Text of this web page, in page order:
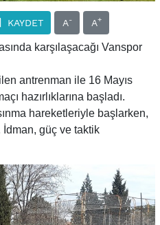
KAYDET A- A+
karşılaşacağı Vanspor
antrenman ile 16 Mayıs
hazırlıklarına başladı.
hareketleriyle başlarken,
İdman, güç ve taktik